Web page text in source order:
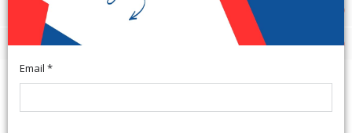
CATEGORIE
FILTRI
ORDINE PER N°
Email *